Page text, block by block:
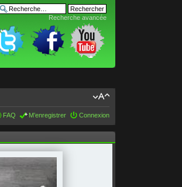
Recherche avancée
FAQ M’enregistrer Connexion